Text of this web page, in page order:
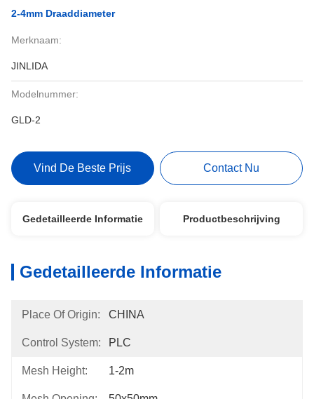
2-4mm Draaddiameter
Merknaam:
JINLIDA
Modelnummer:
GLD-2
Vind De Beste Prijs Contact Nu
Gedetailleerde Informatie Productbeschrijving
Gedetailleerde Informatie
Place Of Origin: CHINA
Control System: PLC
Mesh Height: 1-2m